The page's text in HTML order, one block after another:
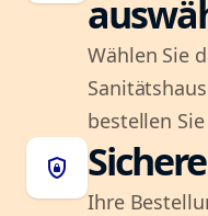
Wählen Sie
bestellen
shield_lock
Ihre